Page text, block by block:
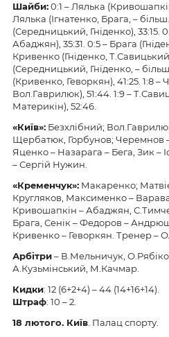
Шайби:0:1 – Лялька
Лялька (Ігнатенко, Брага, –
(Середницький, Гніденко), 33:15.
Абаджян), 35:31. 0:5 – Брага
Кривенко (Гніденко,
(Середницький, Гніденко, –
(Кривенко, Геворкян), 41:25. 1:8 –
Вол.Гаврилюк), 51:44. 1:9 –
Материкін), 52:46.
«Київ»: Безхлібний;
Щербатюк, Горбунов; Черемнов
Яценко – Назарага – Бега, Зик –
– Сергій Нужин.
«Кременчук»: Макаренко;
Кругляков, Максименко –
Кривошапкін – Абаджян,
Брага, Сенік – Федоров –
Кривенко – Геворкян. Тренер –
Арбітри– В.Мельничук,
А.Кузьмінський, М.Качмар.
Кидки: 12 (6+2+4) – 44 (14+16+14).
Штраф: 10 – 2.
18 лютого. Київ. Палац спорту.